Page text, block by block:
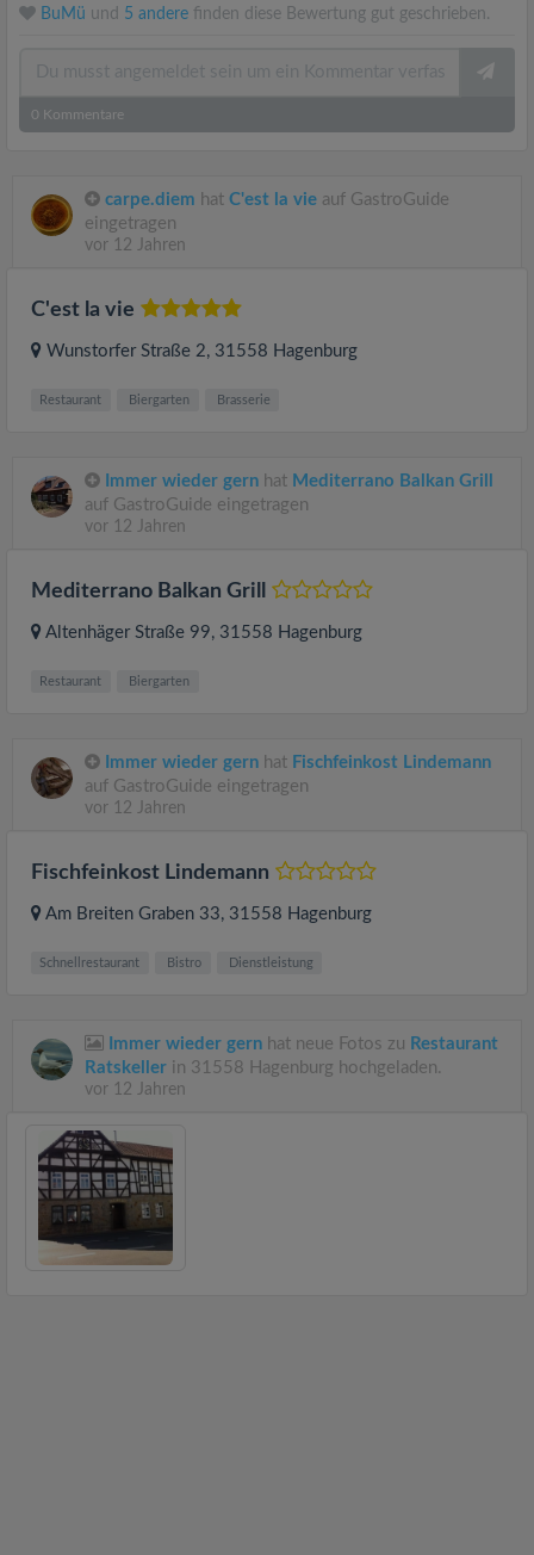
BuMü und 5 andere finden diese Bewertung gut geschrieben.
0 Kommentare
carpe.diem hat C'est la vie auf GastroGuide
eingetragen
vor 12 Jahren
C'est la vie
Wunstorfer Straße 2, 31558 Hagenburg
Restaurant Biergarten Brasserie
Immer wieder gern hat Mediterrano Balkan Grill
auf GastroGuide eingetragen
vor 12 Jahren
Mediterrano Balkan Grill
Altenhäger Straße 99, 31558 Hagenburg
Restaurant Biergarten
Immer wieder gern hat Fischfeinkost Lindemann
auf GastroGuide eingetragen
vor 12 Jahren
Fischfeinkost Lindemann
Am Breiten Graben 33, 31558 Hagenburg
Schnellrestaurant Bistro Dienstleistung
Immer wieder gern hat neue Fotos zu Restaurant
Ratskeller in 31558 Hagenburg hochgeladen.
vor 12 Jahren